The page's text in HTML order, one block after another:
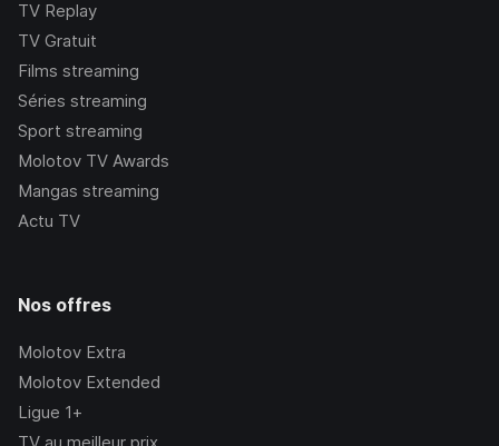
TV Replay
TV Gratuit
Films streaming
Séries streaming
Sport streaming
Molotov TV Awards
Mangas streaming
Actu TV
Nos offres
Molotov Extra
Molotov Extended
Ligue 1+